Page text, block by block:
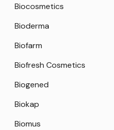
Biocosmetics
Bioderma
Biofarm
Biofresh Cosmetics
Biogened
Biokap
Biomus